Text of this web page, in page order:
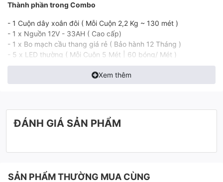
Thành phần trong Combo
- 1 Cuộn dây xoắn đôi ( Mỗi Cuộn 2,2 Kg ~ 130 mét )
- 1 x Nguồn 12V - 33AH ( Cao cấp)
- 1 x Bo mạch cầu thang giá rẻ ( Bảo hành 12 Tháng )
- 5 x LED thường ( Mỗi Cuộn 5 Mét | 60 bóng/ Mét )
- 2 x Cảm biến lắp âm ( Bảo hành 36 tháng )
Xem thêm
ĐÁNH GIÁ SẢN PHẨM
SẢN PHẨM THƯỜNG MUA CÙNG